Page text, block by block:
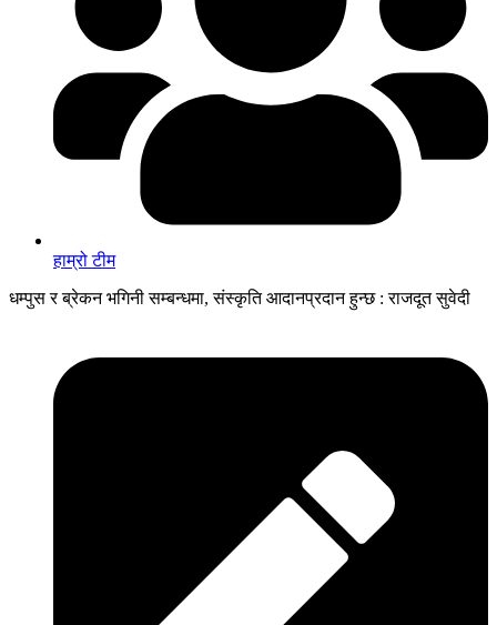
हाम्रो टीम
धम्पुस र ब्रेकन भगिनी सम्बन्धमा, संस्कृति आदानप्रदान हुन्छ : राजदूत सुवेदी